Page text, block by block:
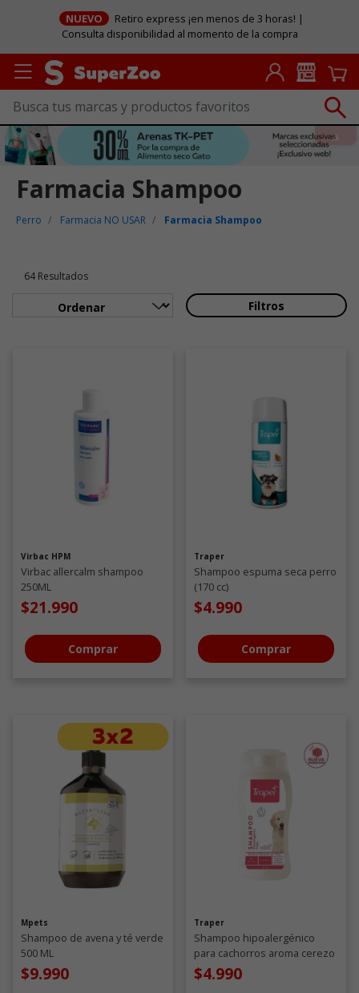
NUEVO
Retiro express ¡en menos de 3 horas! |
Consulta disponibilidad al momento de la compra
Farmacia Shampoo
Perro Farmacia NO USAR Farmacia Shampoo
64 Resultados
Filtros
Virbac HPM
Virbac allercalm shampoo
250ML
$21.990
Comprar
Traper
Shampoo espuma seca perro
(170 cc)
$4.990
Comprar
Mpets
Shampoo de avena y té verde
500 ML
$9.990
Traper
Shampoo hipoalergénico
para cachorros aroma cerezo
en flor 260 ML
$4.990